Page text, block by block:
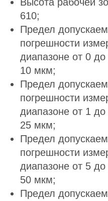
610;
Предел
погрешности
диапазоне от 0
10 мкм;
Предел
погрешности
диапазоне от 1
25 мкм;
Предел
погрешности
диапазоне от 5
50 мкм;
Предел